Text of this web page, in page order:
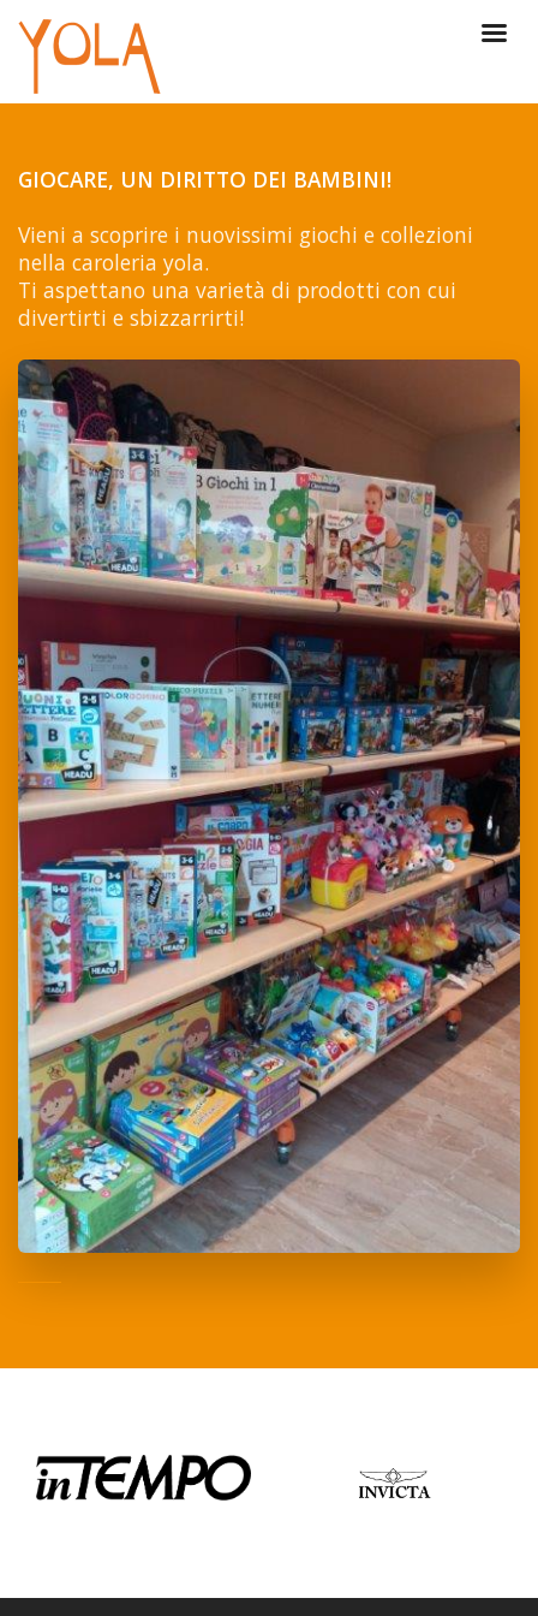
GIOCARE, UN DIRITTO DEI BAMBINI!
Vieni a scoprire i nuovissimi giochi e collezioni
nella caroleria yola.
Ti aspettano una varietà di prodotti con cui
divertirti e sbizzarrirti!